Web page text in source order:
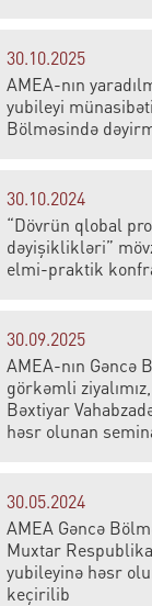
30.10.2025
AMEA-nın
yubileyi
Bölməsində
30.10.2024
“Dövrün qlobal
dəyişiklikləri”
elmi-praktik
30.09.2025
AMEA-nın Gəncə
görkəmli
Bəxtiyar
həsr olunan
30.05.2024
AMEA Gəncə
Muxtar
yubileyinə həsr
keçirilib